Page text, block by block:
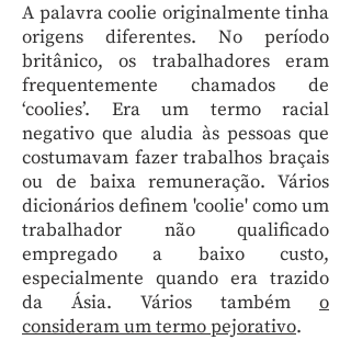
A palavra coolie originalmente tinha
origens diferentes. No período
britânico, os trabalhadores eram
frequentemente chamados de
‘coolies’. Era um termo racial
negativo que aludia às pessoas que
costumavam fazer trabalhos braçais
ou de baixa remuneração. Vários
dicionários definem 'coolie' como um
trabalhador não qualificado
empregado a baixo custo,
especialmente quando era trazido
da Ásia. Vários também o
consideram um termo pejorativo.